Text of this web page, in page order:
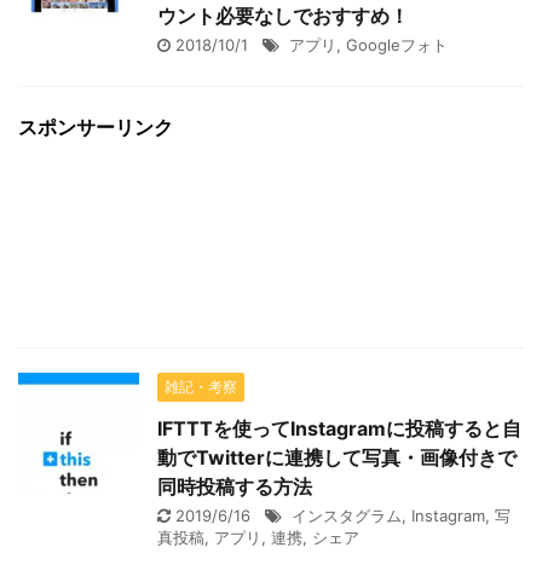
ウント必要なしでおすすめ！
2018/10/1 アプリ , Googleフォト
スポンサーリンク
雑記・考察
IFTTTを使ってInstagramに投稿すると自
動でTwitterに連携して写真・画像付きで
同時投稿する方法
2019/6/16 インスタグラム, Instagram, 写
真投稿, アプリ , 連携, シェア